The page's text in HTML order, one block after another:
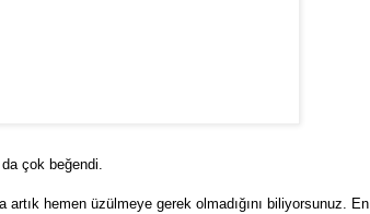
da çok beğendi.
hemen üzülmeye gerek olmadığını biliyorsunuz. En